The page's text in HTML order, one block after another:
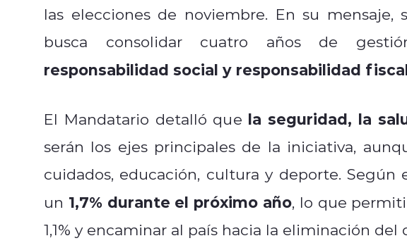
las elecciones de noviembre. En su
busca consolidar cuatro años de
responsabilidad social y responsabilidad
El Mandatario detalló que la seguridad, la
serán los ejes principales de la iniciativa,
cuidados, educación, cultura y deporte.
un 1,7% durante el próximo año, lo que
1,1% y encaminar al país hacia la eliminación